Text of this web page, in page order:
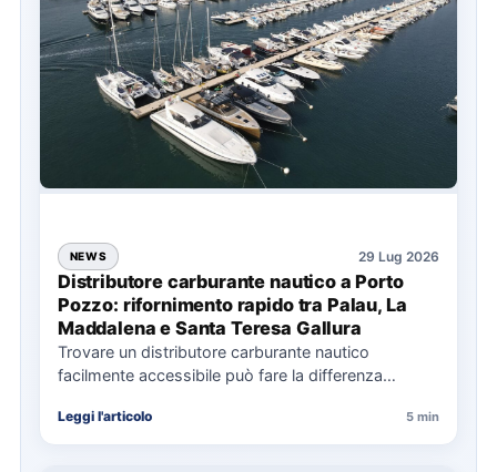
NEWS 29 Lug 2026
Distributore carburante nautico a Porto
Pozzo: rifornimento rapido tra Palau, La
Maddalena e Santa Teresa Gallura
Trovare un distributore carburante nautico
facilmente accessibile può fare la differenza
soprattutto…
Leggi l'articolo 5 min